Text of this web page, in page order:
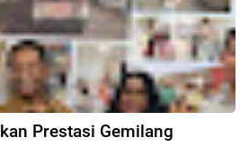
Prestasi Gemilang